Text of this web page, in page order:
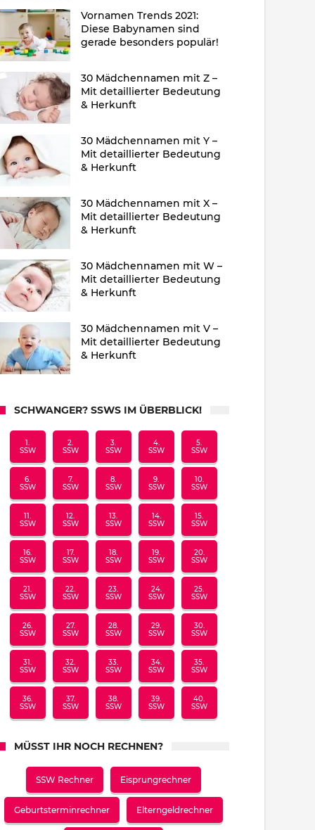
Vornamen Trends 2021:
Diese Babynamen sind
gerade besonders populär!
30 Mädchennamen mit Z –
Mit detaillierter Bedeutung
& Herkunft
30 Mädchennamen mit Y –
Mit detaillierter Bedeutung
& Herkunft
30 Mädchennamen mit X –
Mit detaillierter Bedeutung
& Herkunft
30 Mädchennamen mit W –
Mit detaillierter Bedeutung
& Herkunft
30 Mädchennamen mit V –
Mit detaillierter Bedeutung
& Herkunft
SCHWANGER? SSWS IM ÜBERBLICK!
1.
SSW
2.
SSW
3.
SSW
4.
SSW
5.
SSW
6.
SSW
7.
SSW
8.
SSW
9.
SSW
10.
SSW
11.
SSW
12.
SSW
13.
SSW
14.
SSW
15.
SSW
16.
SSW
17.
SSW
18.
SSW
19.
SSW
20.
SSW
21.
SSW
22.
SSW
23.
SSW
24.
SSW
25.
SSW
26.
SSW
27.
SSW
28.
SSW
29.
SSW
30.
SSW
31.
SSW
32.
SSW
33.
SSW
34.
SSW
35.
SSW
36.
SSW
37.
SSW
38.
SSW
39.
SSW
40.
SSW
MÜSST IHR NOCH RECHNEN?
SSW Rechner Eisprungrechner
Geburtsterminrechner Elterngeldrechner